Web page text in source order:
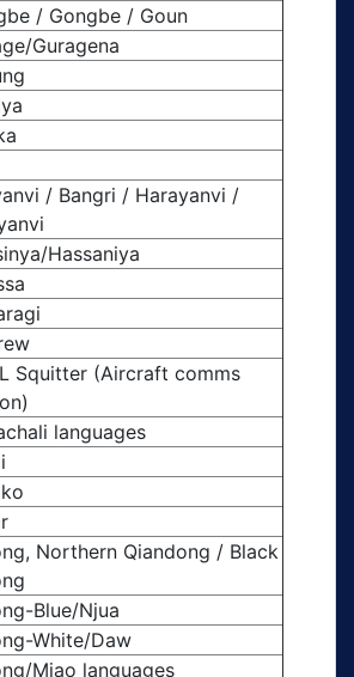
/ Gongbe / Goun
Guragena
/ Bangri / Harayanvi /
Hassaniya
Squitter (Aircraft comms
languages
Northern Qiandong / Black
Blue/Njua
White/Daw
Miao languages